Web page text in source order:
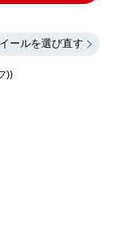
ールを選び直す
))